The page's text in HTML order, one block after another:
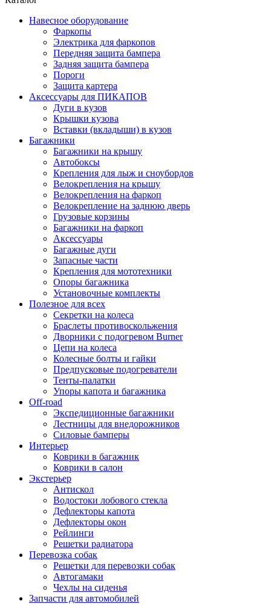
Навесное оборудование
Фаркопы
Электрика для фаркопов
Передняя защита бампера
Задняя защита бампера
Пороги
Защита картера
Аксессуары для ПИКАПОВ
Дуги в кузов
Крышки кузова
Вставки (вкладыши) в кузов
Багажники
Багажники на крышу
Автобоксы
Крепления для лыж и сноубордов
Велокрепления на крышу
Велокрепления на фаркоп
Велокрепление на заднюю дверь
Грузовые корзины
Багажники на фаркоп
Аксессуары
Багажные дуги
Запасные части
Крепления для мототехники
Опоры багажника
Установочные комплекты
Полезное для всех
Секретки на колеса
Браслеты противоскольжения
Дворники с подогревом Burner
Цепи на колеса
Колесные болты и гайки
Предпусковые подогреватели
Тенты-палатки
Упоры капота и багажника
Off-road
Экспедиционные багажники
Лестницы для внедорожников
Силовые бамперы
Интерьер
Коврики в багажник
Коврики в салон
Экстерьер
Антискол
Водостоки лобового стекла
Дефлекторы капота
Дефлекторы окон
Рейлинги
Решетки радиатора
Перевозка собак
Решетки для перевозки собак
Автогамаки
Чехлы на сиденья
Запчасти для автомобилей